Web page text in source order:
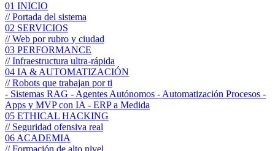
01 INICIO
// Portada del sistema
02 SERVICIOS
// Web por rubro y ciudad
03 PERFORMANCE
// Infraestructura ultra-rápida
04 IA & AUTOMATIZACIÓN
// Robots que trabajan por ti
- Sistemas RAG - Agentes Autónomos - Automatización Procesos -
Apps y MVP con IA - ERP a Medida
05 ETHICAL HACKING
// Seguridad ofensiva real
06 ACADEMIA
// Formación de alto nivel